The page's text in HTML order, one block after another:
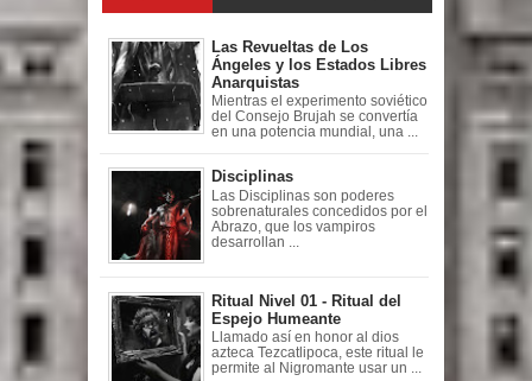
Las Revueltas de Los
Ángeles y los Estados Libres
Anarquistas
Mientras el experimento soviético
del Consejo Brujah se convertía
en una potencia mundial, una ...
Disciplinas
Las Disciplinas son poderes
sobrenaturales concedidos por el
Abrazo, que los vampiros
desarrollan ...
Ritual Nivel 01 - Ritual del
Espejo Humeante
Llamado así en honor al dios
azteca Tezcatlipoca, este ritual le
permite al Nigromante usar un ...